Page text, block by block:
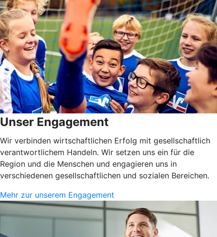
Unser Engagement
Wir verbinden wirtschaftlichen Erfolg mit gesellschaftlich
verantwortlichem Handeln. Wir setzen uns ein für die
Region und die Menschen und engagieren uns in
verschiedenen gesellschaftlichen und sozialen Bereichen.
Mehr zur unserem Engagement